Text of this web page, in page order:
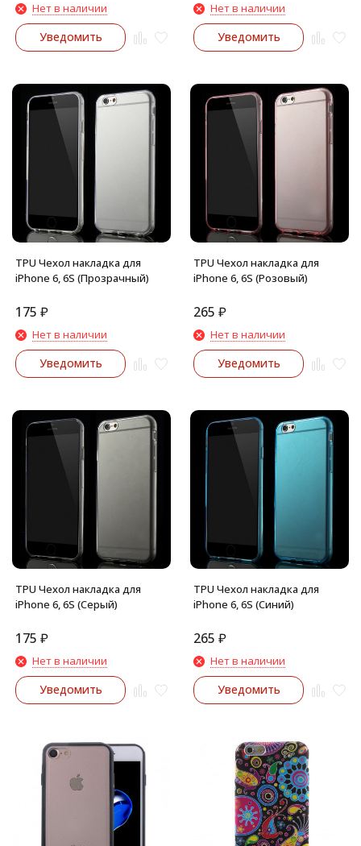
Нет в наличии
Уведомить
Нет в наличии
Уведомить
TPU Чехол накладка для
iPhone 6, 6S (Прозрачный)
175 ₽
Нет в наличии
Уведомить
TPU Чехол накладка для
iPhone 6, 6S (Розовый)
265 ₽
Нет в наличии
Уведомить
TPU Чехол накладка для
iPhone 6, 6S (Серый)
175 ₽
Нет в наличии
Уведомить
TPU Чехол накладка для
iPhone 6, 6S (Синий)
265 ₽
Нет в наличии
Уведомить